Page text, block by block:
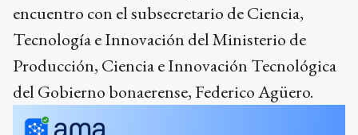
encuentro con el subsecretario de Ciencia,
Tecnología e Innovación del Ministerio de
Producción, Ciencia e Innovación Tecnológica
del Gobierno bonaerense, Federico Agüero.